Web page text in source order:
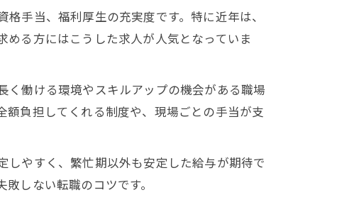
手当、福利厚生の充実度です。特に近年は、
る方にはこうした求人が人気となっていま
く働ける環境やスキルアップの機会がある職場
負担してくれる制度や、現場ごとの手当が支
しやすく、繁忙期以外も安定した給与が期待で
しない転職のコツです。